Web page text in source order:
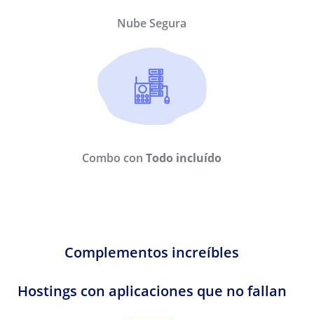
Nube Segura
Combo con Todo incluído
Complementos increíbles
Hostings con aplicaciones que no fallan